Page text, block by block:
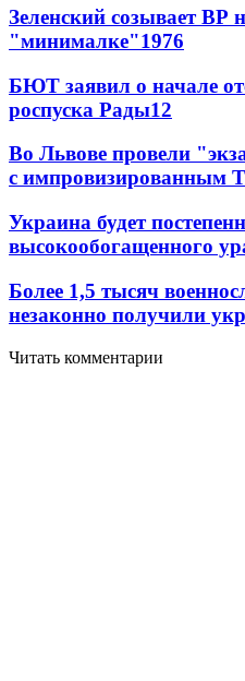
Зеленский созывает ВР
"минималке"1976
БЮТ заявил о начале
роспуска Рады12
Во Львове провели
с импровизированным
Украина будет
высокообогащенного
Более 1,5 тысяч
незаконно получили
Читать комментарии